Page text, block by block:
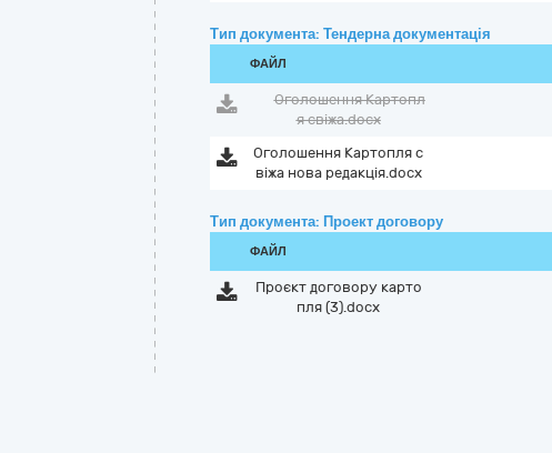
Тип документа: Тендерна документація
ФАЙЛ
Оголошення Картопл
я свіжа.docx
Оголошення Картопля с
віжа нова редакція.docx
Тип документа: Проект договору
ФАЙЛ
Проєкт договору карто
пля (3).docx